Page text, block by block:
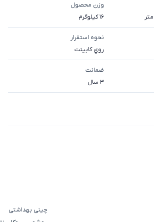
وزن محصول
16 کیلوگرم
نحوه استقرار
روي کابينت
ضمانت
3 سال
چینی بهداشتی